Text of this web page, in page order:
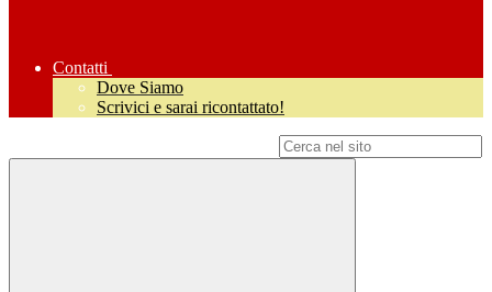
Contatti
Dove Siamo
Scrivici e sarai ricontattato!